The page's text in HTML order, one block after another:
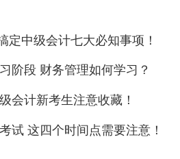
定中级会计七大必知事项！
阶段 财务管理如何学习？
会计新考生注意收藏！
试 这四个时间点需要注意！